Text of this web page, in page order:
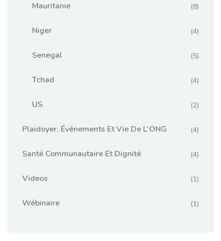
Mauritanie (8)
Niger (4)
Senegal (5)
Tchad (4)
US (2)
Plaidoyer, Événements Et Vie De L'ONG (4)
Santé Communautaire Et Dignité (4)
Videos (1)
Wébinaire (1)